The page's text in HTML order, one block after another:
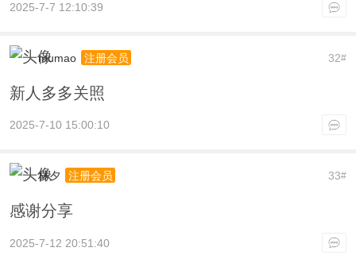
2025-7-7 12:10:39
32#
mumao 注册会员
新人多多关照
2025-7-10 15:00:10
33#
林夕 注册会员
感谢分享
2025-7-12 20:51:40